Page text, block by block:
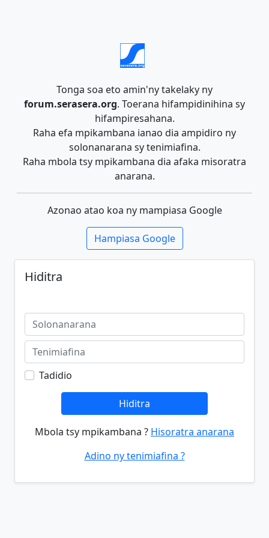
Tonga soa eto amin'ny takelaky ny
forum.serasera.org. Toerana hifampidinihina sy
hifampiresahana.
Raha efa mpikambana ianao dia ampidiro ny
solonanarana sy tenimiafina.
Raha mbola tsy mpikambana dia afaka misoratra
anarana.
Azonao atao koa ny mampiasa Google
Hampiasa Google
Hiditra
Tadidio
Hiditra
Mbola tsy mpikambana ? Hisoratra anarana
Adino ny tenimiafina ?